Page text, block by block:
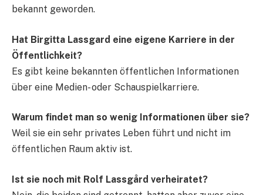
bekannt geworden.
Hat Birgitta Lassgard eine eigene Karriere in der
Öffentlichkeit?
Es gibt keine bekannten öffentlichen Informationen
über eine Medien- oder Schauspielkarriere.
Warum findet man so wenig Informationen über sie?
Weil sie ein sehr privates Leben führt und nicht im
öffentlichen Raum aktiv ist.
Ist sie noch mit Rolf Lassgård verheiratet?